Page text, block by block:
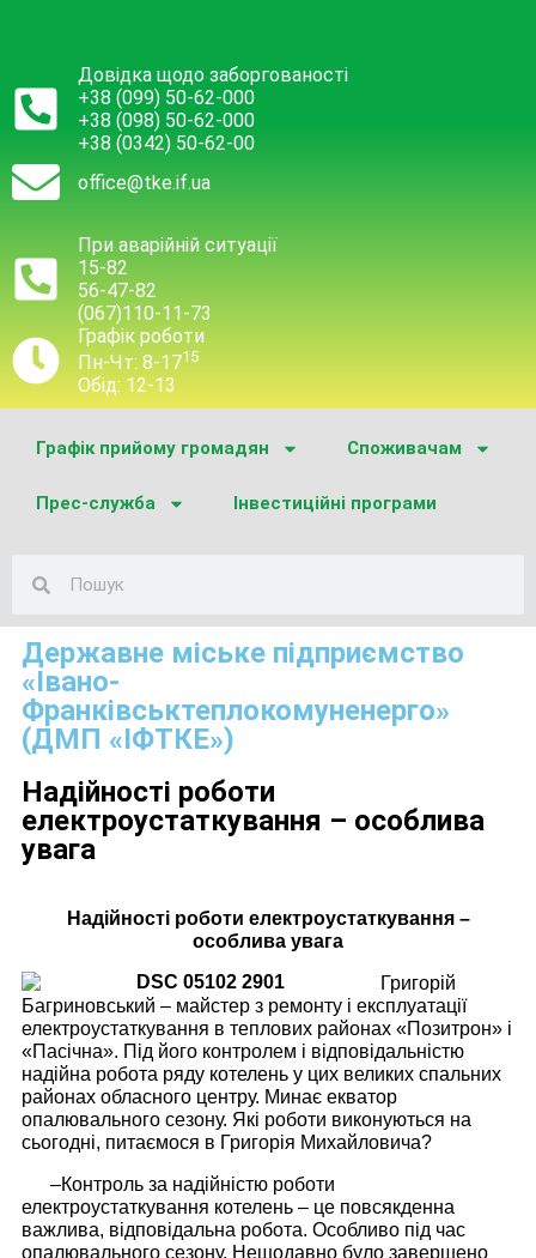
Довідка щодо заборгованості
+38 (099) 50-62-000
+38 (098) 50-62-000
+38 (0342) 50-62-00
office@tke.if.ua
При аварійній ситуації
15-82
56-47-82
(067)110-11-73
Графік роботи
Пн-Чт: 8-1715
Обід: 12-13
Графік прийому громадян Споживачам
Прес-служба Інвестиційні програми
Державне міське підприємство
«Івано-
Франківськтеплокомуненерго»
(ДМП «ІФТКЕ»)
Надійності роботи
електроустаткування – особлива
увага
Надійності роботи електроустаткування –
особлива увага
Григорій
Багриновський – майстер з ремонту і експлуатації
електроустаткування в теплових районах «Позитрон» і
«Пасічна». Під його контролем і відповідальністю
надійна робота ряду котелень у цих великих спальних
районах обласного центру. Минає екватор
опалювального сезону. Які роботи виконуються на
сьогодні, питаємося в Григорія Михайловича?
–Контроль за надійністю роботи
електроустаткування котелень – це повсякденна
важлива, відповідальна робота. Особливо під час
опалювального сезону. Нещодавно було завершено